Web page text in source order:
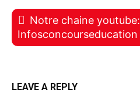
Notre chaine youtube:
Infosconcourseducation
LEAVE A REPLY